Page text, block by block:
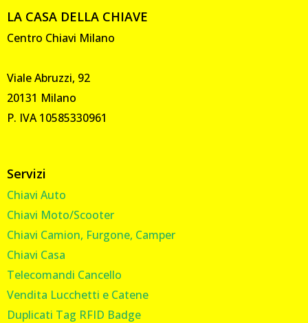
LA CASA DELLA CHIAVE
Centro Chiavi Milano
Viale Abruzzi, 92
20131 Milano
P. IVA 10585330961
Servizi
Chiavi Auto
Chiavi Moto/Scooter
Chiavi Camion, Furgone, Camper
Chiavi Casa
Telecomandi Cancello
Vendita Lucchetti e Catene
Duplicati Tag RFID Badge